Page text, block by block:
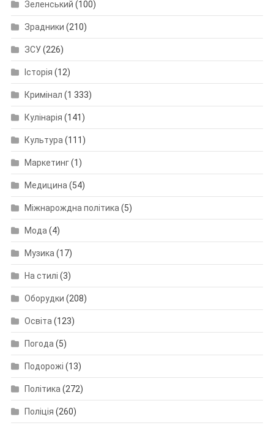
Зеленський (100)
Зрадники (210)
ЗСУ(226)
Історія (12)
Кримінал (1 333)
Кулінарія (141)
Культура (111)
Маркетинг(1)
Медицина (54)
Міжнарождна політика (5)
Мода (4)
Музика (17)
На стилі (3)
Оборудки (208)
Освіта (123)
Погода (5)
Подорожі (13)
Політика (272)
Поліція (260)